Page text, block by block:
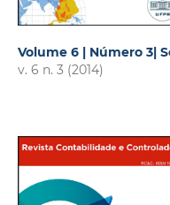
Volume 6 | Número 3|
v. 6 n. 3 (2014)